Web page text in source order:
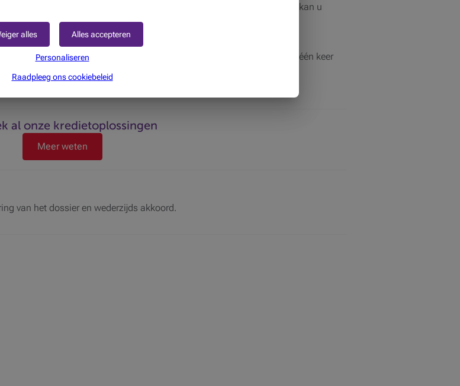
voldoende tijd te nemen, garanderen we een grondige evaluatie. Zo kan u
noden en financiële situatie.
het kredietcontract, wordt het bedrag van uw lening op afbetaling in één keer
de betaalrekening naar keuze.
al onze kredietoplossingen
Meer weten
van het dossier en wederzijds akkoord.
Alles accepteren
alles
Personaliseren
Raadpleeg ons cookiebeleid